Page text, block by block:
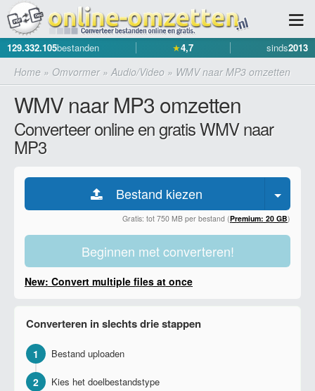
129.332.105bestanden ★4,7 sinds2013
Home » Omvormer» Audio/Video » WMV naar MP3 omzetten
WMV naar MP3 omzetten
Converteer online en gratis WMV naar
MP3
Bestand kiezen
Gratis: tot 750 MB per bestand (Premium: 20 GB)
Beginnen met converteren!
New: Convert multiple files at once
Converteren in slechts drie stappen
1 Bestand uploaden
2 Kies het doelbestandstype